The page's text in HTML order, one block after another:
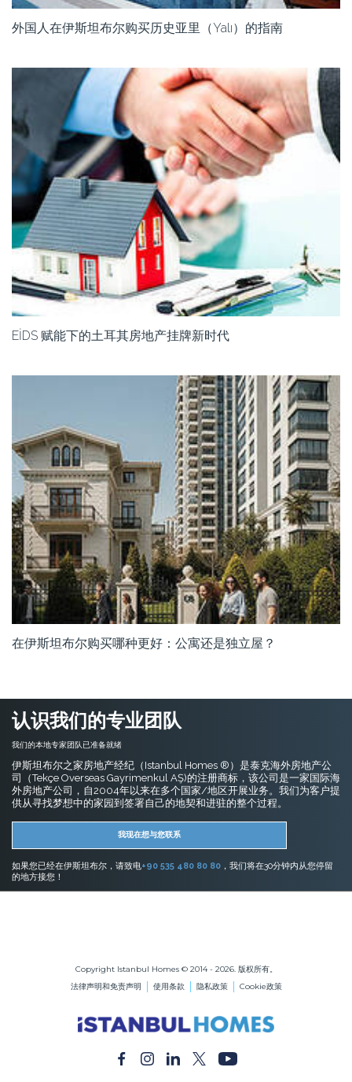
外国人在伊斯坦布尔购买历史亚里（Yalı）的指南
EİDS 赋能下的土耳其房地产挂牌新时代
在伊斯坦布尔购买哪种更好：公寓还是独立屋？
认识我们的专业团队
我们的本地专家团队已准备就绪
伊斯坦布尔之家房地产经纪（Istanbul Homes ®）是泰克海外房地产公
司（Tekçe Overseas Gayrimenkul AŞ)的注册商标，该公司是一家国际海
外房地产公司，自2004年以来在多个国家/地区开展业务。我们为客户提
供从寻找梦想中的家园到签署自己的地契和进驻的整个过程。
我现在想与您联系
如果您已经在伊斯坦布尔，请致电+90 535 480 80 80 ，我们将在30分钟内从您停留
的地方接您！
Copyright Istanbul Homes © 2014 - 2026. 版权所有。
法律声明和免责声明
使用条款 隐私政策 Cookie政策